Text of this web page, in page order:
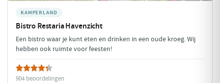
KAMPERLAND
Bistro Restaria Havenzicht
Een bistro waar je kunt eten en drinken in een oude kroeg. Wij
hebben ook ruimte voor feesten!
904 beoordelingen